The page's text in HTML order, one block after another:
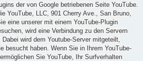
der von Google betriebenen Seite YouTube.
YouTube, LLC, 901 Cherry Ave., San Bruno,
eine unserer mit einem YouTube-Plugin
wird eine Verbindung zu den Servern
wird dem Youtube-Server mitgeteilt,
besucht haben. Wenn Sie in Ihrem YouTube-
Sie YouTube, Ihr Surfverhalten